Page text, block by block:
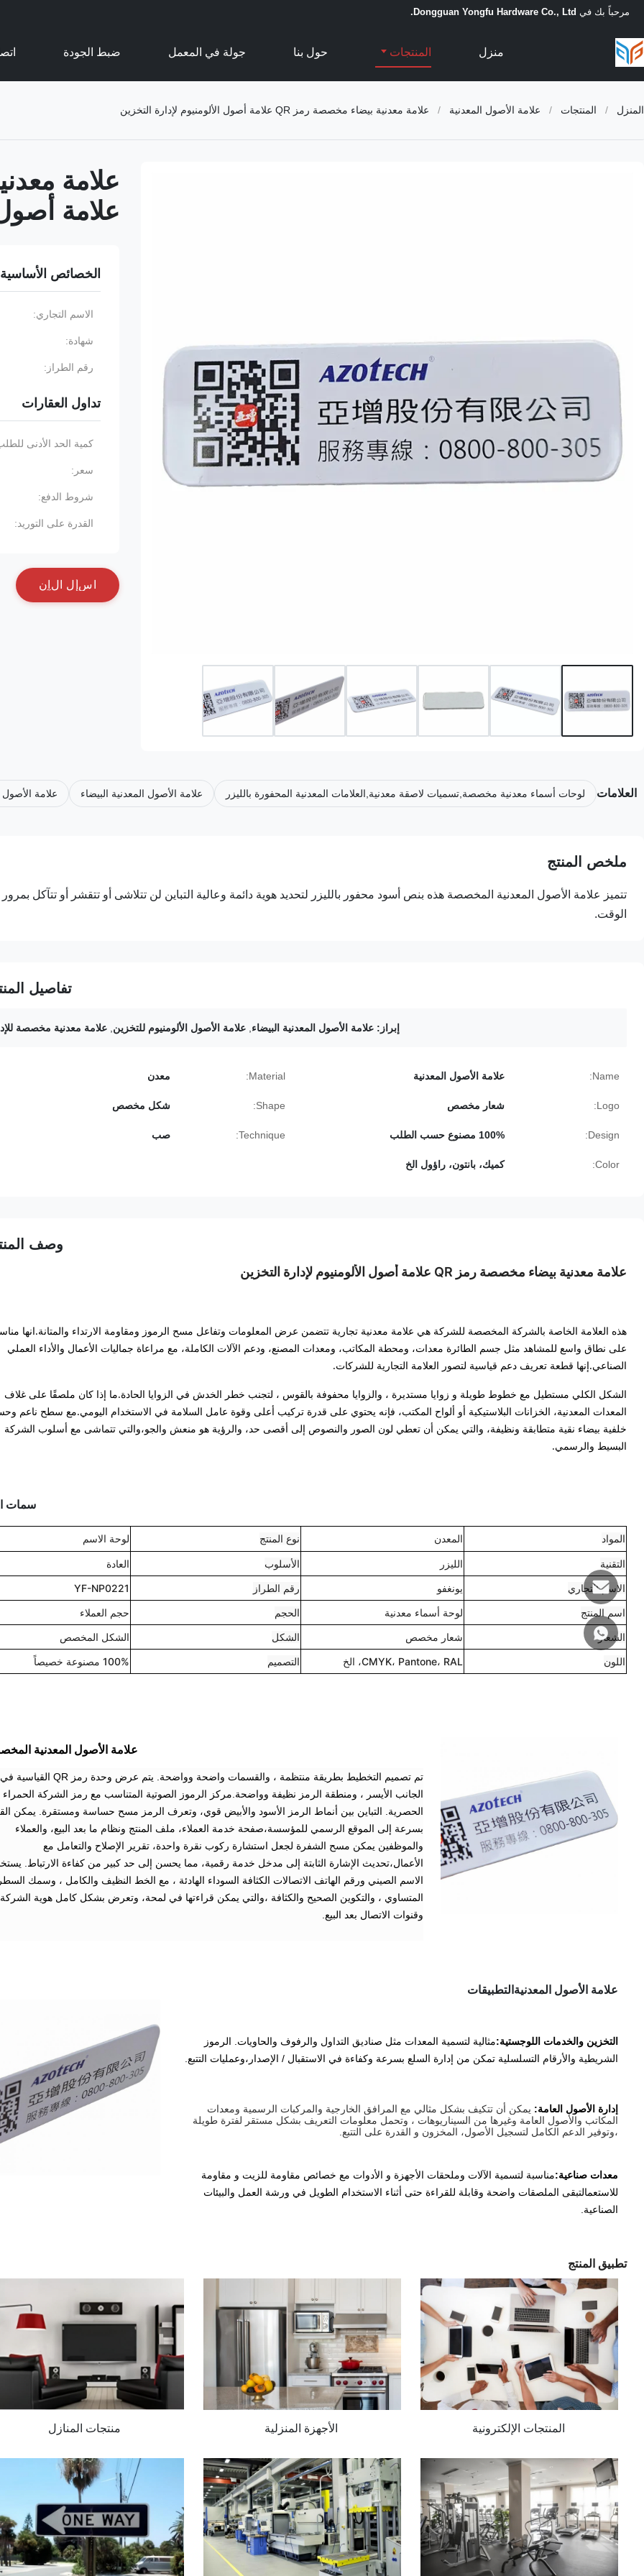
مرحباً بك في Dongguan Yongfu Hardware Co., Ltd.
منزل المنتجات حول بنا جولة في المعمل ضبط الجودة
المنزل / المنتجات / علامة الأصول المعدنية / علامة معدنية بيضاء مخصصة رمز QR علامة أصول الألومنيوم لإدارة التخزين
علامة أصول
الخصائص الأساسية
الاسم التجاري:
شهادة:
رقم الطراز:
تداول العقارات
كمية الحد الأدنى
سعر:
شروط الدفع:
القدرة على التوريد:
س ل ل ن
العلامات لوحات أسماء معدنية مخصصة,تسميات لاصقة معدنية,العلامات المعدنية المحفورة بالليزر علامة الأصول المعدنية البيضاء علامة الأصول
ملخص المنتج
تتميز علامة الأصول المعدنية المخصصة هذه بنص أسود محفور بالليزر لتحديد هوية دائمة وعالية التباين لن تتلاشى أو تتقشر أو تتآكل بمرور
الوقت.
تفاصيل
إبراز: علامة الأصول المعدنية البيضاء علامة الأصول الألومنيوم للتخزين علامة معدنية مخصصة
Name: علامة الأصول المعدنية Material: معدن
Logo: شعار مخصص Shape: شكل مخصص
Design: 100% مصنوع حسب الطلب Technique: صب
Color: كميك، بانتون، راؤول الخ
وصف
علامة معدنية بيضاء مخصصة رمز QR علامة أصول الألومنيوم لإدارة التخزين
هذه العلامة الخاصة بالشركة المخصصة للشركة هي علامة معدنية تجارية تتضمن عرض المعلومات وتفاعل مسح الرموز ومقاومة الارتداء والمتانة.انها
على نطاق واسع للمشاهد مثل جسم الطائرة معدات، ومحطة المكاتب، ومعدات المصنع، ودعم الآلات الكاملة، مع مراعاة جماليات الأعمال والأداء العملي
الصناعي.إنها قطعة تعريف دعم قياسية لتصور العلامة التجارية للشركات.
الشكل الكلي مستطيل مع خطوط طويلة و زوايا مستديرة ، والزوايا محفوفة بالقوس ، لتجنب خطر الخدش في الزوايا الحادة.ما إذا كان ملصقًا على غلاف
المعدات المعدنية، الخزانات البلاستيكية أو ألواح المكتب، فإنه يحتوي على قدرة تركيب أعلى وقوة عامل السلامة في الاستخدام اليومي.مع سطح ناعم
خلفية بيضاء نقية متطابقة ونظيفة، والتي يمكن أن تعطي لون الصور والنصوص إلى أقصى حد، والرؤية هو منعش والجو،والتي تتماشى مع أسلوب الشركة
البسيط والرسمي.
سمات
المواد المعدن نوع المنتج لوحة الاسم
التقنية الليزر الأسلوب
العادة
الاسم التجاري
يونغفو رقم الطراز
YF-NP0221
اسم المنتج
لوحة أسماء معدنية الحجم
حجم العملاء
الشعار
شعار مخصص الشكل
الشكل المخصص
اللون
CMYK، Pantone، RAL، الخ التصميم 100% مصنوعة خصيصاً
علامة الأصول المعدنية
تم تصميم التخطيط بطريقة منتظمة ، والقسمات واضحة وواضحة. يتم عرض وحدة رمز QR القياسية في
الجانب الأيسر ، ومنطقة الرمز نظيفة وواضحة.مركز الرموز الصوتية المتناسب مع رمز الشركة الحمراء
الحصرية. التباين بين أنماط الرمز الأسود والأبيض قوي، وتعرف الرمز مسح حساسة ومستقرة. يمكن
بسرعة إلى الموقع الرسمي للمؤسسة،صفحة خدمة العملاء، ملف المنتج ونظام ما بعد البيع، والعملاء
والموظفين يمكن مسح الشفرة لجعل استشارة ركوب نقرة واحدة، تقرير الإصلاح والتعامل مع
الأعمال،تحديث الإشارة الثابتة إلى مدخل خدمة رقمية، مما يحسن إلى حد كبير من كفاءة الارتباط.
الاسم الصيني ورقم الهاتف الاتصالات الكثافة السوداء الهادئة ، مع الخط النظيف والكامل ، وسمك السطر
المتساوي ، والتكوين الصحيح والكثافة ،والتي يمكن قراءتها في لمحة، وتعرض بشكل كامل هوية الشركة
وقنوات الاتصال بعد البيع.
علامة الأصول المعدنية التطبيقات
التخزين والخدمات اللوجستية:مثالية لتسمية المعدات مثل صناديق التداول والرفوف والحاويات. الرموز
الشريطية والأرقام التسلسلية تمكن من إدارة السلع بسرعة وكفاءة في الاستقبال / الإصدار،وعمليات التتبع.
إدارة الأصول العامة: يمكن أن تتكيف بشكل مثالي مع المرافق الخارجية والمركبات الرسمية ومعدات
المكاتب والأصول العامة وغيرها من السيناريوهات ، وتحمل معلومات التعريف بشكل مستقر لفترة طويلة
،وتوفير الدعم الكامل لتسجيل الأصول، المخزون و القدرة على التتبع.
معدات صناعية:مناسبة لتسمية الآلات وملحقات الأجهزة و الأدوات مع خصائص مقاومة للزيت و مقاومة
للاستعمالتبقى الملصقات واضحة وقابلة للقراءة حتى أثناء الاستخدام الطويل في ورشة العمل والبيئات
الصناعية.
تطبيق المنتج
المنتجات الإلكترونية الأجهزة المنزلية منتجات المنازل